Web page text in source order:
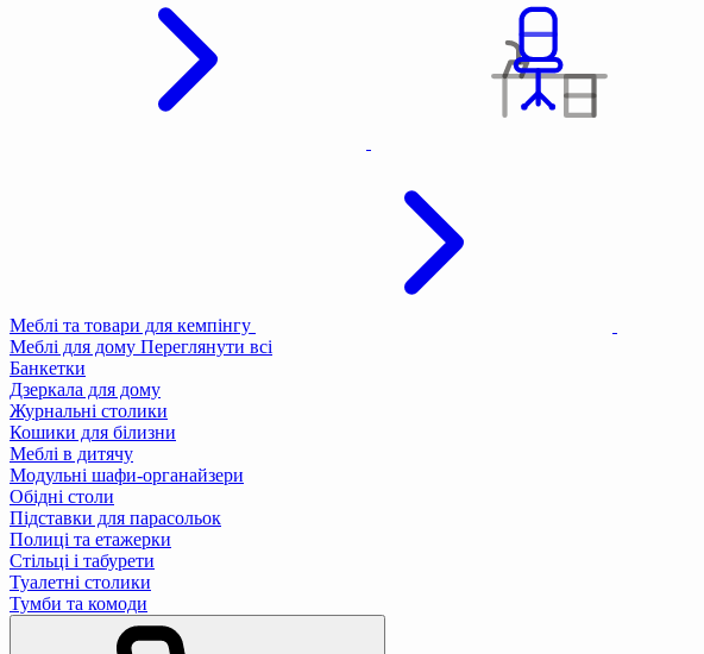
Меблі та товари для кемпінгу
Меблі для дому Переглянути всі
Банкетки
Дзеркала для дому
Журнальні столики
Кошики для білизни
Меблі в дитячу
Модульні шафи-органайзери
Обідні столи
Підставки для парасольок
Полиці та етажерки
Стільці і табурети
Туалетні столики
Тумби та комоди